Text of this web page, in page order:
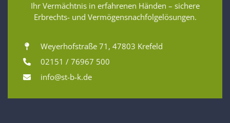
Ihr Vermächtnis in erfahrenen Händen – sichere
Erbrechts- und Vermögensnachfolgelösungen.
Weyerhofstraße 71, 47803 Krefeld
02151 / 76967 500
info@st-b-k.de